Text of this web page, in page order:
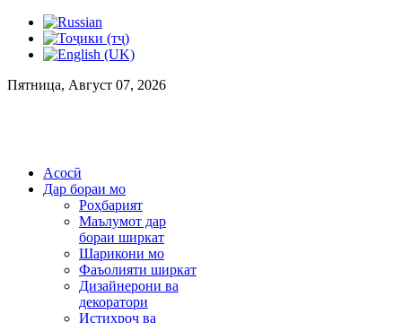
Пятница, Август 07, 2026
Асосӣ
Дар бораи мо
Роҳбарият
Маълумот дар
бораи ширкат
Шарикони мо
Фаъолияти ширкат
Дизайнерони ва
декоратори
Истихроҷ ва